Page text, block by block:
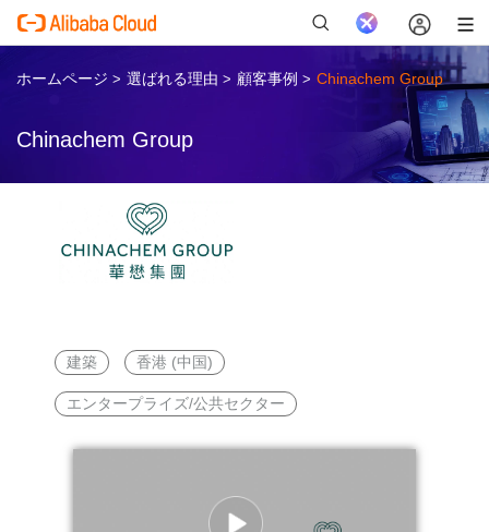
ホームページ > 選ばれる理由 > 顧客事例 > Chinachem Group
Chinachem Group
建築 香港 (中国)
エンタープライズ/公共セクター